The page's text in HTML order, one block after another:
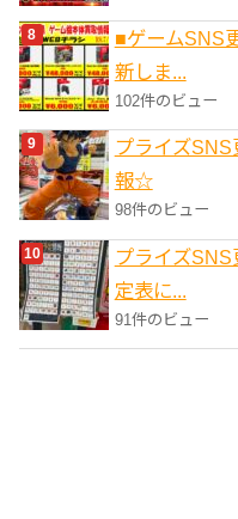
■ゲームSNS
新しま...
102件のビュー
プライズ
報☆
98件のビュー
プライズ
定表に...
91件のビュー